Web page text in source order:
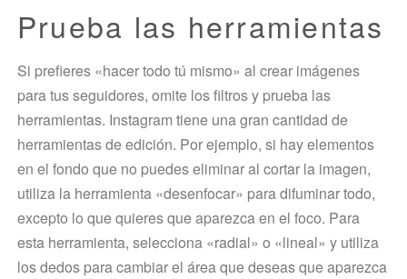
Prueba las herramientas
Si prefieres «hacer todo tú mismo» al crear imágenes
para tus seguidores, omite los filtros y prueba las
herramientas. Instagram tiene una gran cantidad de
herramientas de edición. Por ejemplo, si hay elementos
en el fondo que no puedes eliminar al cortar la imagen,
utiliza la herramienta «desenfocar» para difuminar todo,
excepto lo que quieres que aparezca en el foco. Para
esta herramienta, selecciona «radial» o «lineal» y utiliza
los dedos para cambiar el área que deseas que aparezca